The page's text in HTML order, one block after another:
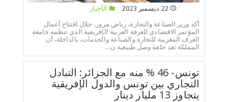
22 ديسمبر 2023
الأخبار
أكد وزير الصناعة والتجارة، رياض مزور، خلال افتتاح أعمال
المؤتمر الاقتصادي للغرفة العربية الإفريقية الذي تنظمه جامعة
الغرف المغربية للتجارة والصناعة والخدمات، بالداخلة، أن
المملكة تعد حلقة وصل طبيعية ن...
تونس- 46 % منه مع الجزائر: التبادل
التجاري بين تونس والدول الإفريقية
يتجاوز 13 مليار دينار